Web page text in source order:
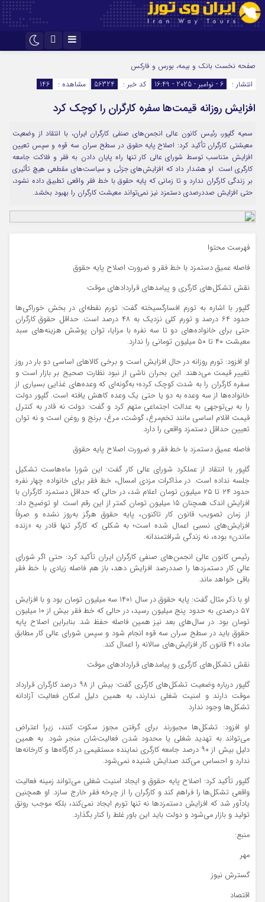
اینستاگرام
صفحه نخست بانک و بیمه، بورس و فارکس
انتشار :
6 - نوامبر - 2025 - 16:49 کد خبر : 56324 مشاهده : 146
افزایش روزانه قیمت‌ها سفره کارگران را کوچک کرد
سمیه گلپور، رئیس کانون عالی انجمن‌های صنفی کارگران ایران، با انتقاد از وضعیت
معیشتی کارگران تأکید کرد: اصلاح پایه حقوق در سطح سران سه قوه و سپس تعیین
افزایش متناسب توسط شورای عالی کار تنها راه پایان دادن به فقر و فلاکت جامعه
کارگری است. او هشدار داد که افزایش‌های جزئی و سیاست‌های مقطعی هیچ تأثیری
بر زندگی کارگران ندارد و تا زمانی که پایه حقوق با خط فقر واقعی تطبیق داده نشود،
حتی افزایش صددرصدی دستمزد نیز نمی‌تواند معیشت کارگران را بهبود بخشد.
فهرست محتوا
فاصله عمیق دستمزد با خط فقر و ضرورت اصلاح پایه حقوق
نقش تشکل‌های کارگری و پیامدهای قراردادهای موقت
گلپور با اشاره به تورم افسارگسیخته گفت: تورم نقطه‌ای در بخش خوراکی‌ها
حدود ۶۴ درصد و تورم کلی نزدیک به ۴۸ درصد است. حداقل حقوق کارگران
حتی برای خانواده‌های دو تا سه نفره با مزایا، توان پوشش هزینه‌های سبد
معیشت ۴۰ تا ۵۰ میلیون تومانی را ندارد.
او افزود: تورم روزانه در حال افزایش است و برخی کالاهای اساسی دو بار در روز
تغییر قیمت می‌دهند. این بحران ناشی از نبود نظارت صحیح بر بازار است و
سفره کارگران را به شدت کوچک کرده؛ به‌گونه‌ای که وعده‌های غذایی بسیاری از
خانواده‌ها از سه وعده به دو یا حتی یک وعده کاهش یافته است. گلپور دولت
را به بی‌توجهی به عدالت اجتماعی متهم کرد و گفت: دولت نه قادر به کنترل
قیمت اقلام اساسی مانند تخم‌مرغ، گوشت، مرغ، برنج و روغن است و نه توان
تعیین حداقل دستمزد واقعی را دارد.
فاصله عمیق دستمزد با خط فقر و ضرورت اصلاح پایه حقوق
گلپور با انتقاد از عملکرد شورای عالی کار گفت: این شورا ماه‌هاست تشکیل
جلسه نداده است. در مذاکرات مزدی امسال، خط فقر برای خانواده چهار نفره
حدود ۲۴ تا ۲۵ میلیون تومان اعلام شد، در حالی که حداقل دستمزد کارگران با
افزایش اندک همچنان ۱۵ میلیون تومان کمتر از این رقم است. او توضیح داد:
از زمان تصویب قانون کار تاکنون، پایه حقوق هرگز به‌روز نشده و صرفاً
افزایش‌های نسبی اعمال شده است؛ به شکلی که کارگر تنها قادر به «زنده
ماندن» بوده، نه زندگی شرافتمندانه.
رئیس کانون عالی انجمن‌های صنفی کارگران ایران تأکید کرد: حتی اگر شورای
عالی کار دستمزدها را صددرصد افزایش دهد، باز هم فاصله زیادی با خط فقر
باقی خواهد ماند.
او با ذکر مثال گفت: پایه حقوق در سال ۱۴۰۱ سه میلیون تومان بود و با افزایش
۵۷ درصدی به حدود پنج میلیون رسید، در حالی که خط فقر بیش از ۱۰ میلیون
تومان بود. در سال‌های بعد نیز همین فاصله حفظ شد. بنابراین اصلاح پایه
حقوق باید در سطح سران سه قوه انجام شود و سپس شورای عالی کار مطابق
ماده ۴۱ قانون کار افزایش‌های سالانه را اعمال کند.
نقش تشکل‌های کارگری و پیامدهای قراردادهای موقت
گلپور درباره وضعیت تشکل‌های کارگری گفت: بیش از ۹۸ درصد کارگران قرارداد
موقت دارند و امنیت شغلی ندارند، به همین دلیل امکان فعالیت آزادانه
تشکل‌ها وجود ندارد.
او افزود: تشکل‌ها مجبورند برای گرفتن مجوز سکوت کنند، زیرا اعتراض
می‌تواند به تهدید شغلی یا محدود شدن فعالیت‌شان منجر شود. به همین
دلیل بیش از ۹۰ درصد جامعه کارگری نماینده مستقیمی در کارگاه‌ها و کارخانه‌ها
ندارد و احساس می‌کند صدایش شنیده نمی‌شود.
گلپور تأکید کرد: اصلاح پایه حقوق و ایجاد امنیت شغلی می‌تواند زمینه فعالیت
واقعی تشکل‌ها را فراهم کند و کارگران را از چرخه فقر خارج سازد. او همچنین
یادآور شد که افزایش دستمزدها نه تنها تورم ایجاد نمی‌کند، بلکه موجب رونق
تولید و بازار می‌شود و دولت باید این باور غلط را کنار بگذارد.
منبع:
مهر
گسترش نیوز
اقتصاد